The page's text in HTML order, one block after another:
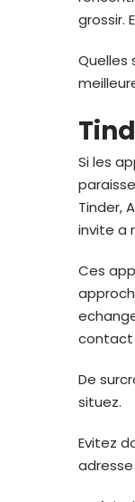
grossir.
Quelles
Si les
Tinder,
invite a
Ces
contact
De
situez.
Evitez